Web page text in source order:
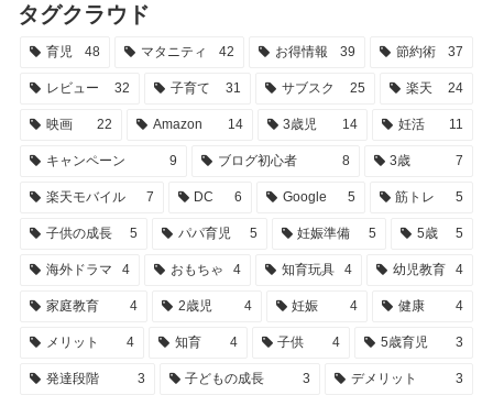
タグクラウド
育児 48 マタニティ 42 お得情報 39 節約術 37
レビュー 32 子育て 31 サブスク 25 楽天 24
映画 22 Amazon 14 3歳児 14 妊活 11
キャンペーン 9 ブログ初心者 8 3歳 7
楽天モバイル 7 DC 6 Google 5 筋トレ 5
子供の成長 5 パパ育児 5 妊娠準備 5 5歳 5
海外ドラマ 4 おもちゃ 4 知育玩具 4 幼児教育 4
家庭教育 4 2歳児 4 妊娠 4 健康 4
メリット 4 知育 4 子供 4 5歳育児 3
発達段階 3 子どもの成長 3 デメリット 3